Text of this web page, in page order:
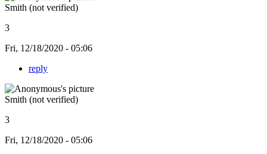
Smith (not verified)
3
Fri, 12/18/2020 - 05:06
reply
Smith (not verified)
3
Fri, 12/18/2020 - 05:06